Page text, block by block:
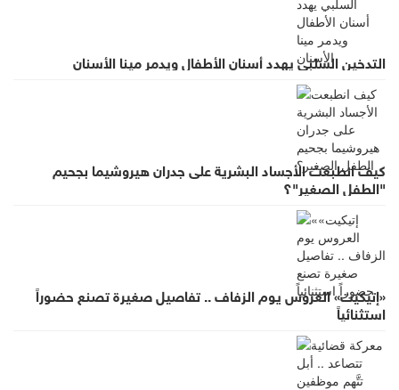
التدخين السلبي يهدد أسنان الأطفال ويدمر مينا الأسنان
كيف انطبعت الأجساد البشرية على جدران هيروشيما بجحيم
"الطفل الصغير"؟
«إتيكيت» العروس يوم الزفاف .. تفاصيل صغيرة تصنع حضوراً
استثنائياً